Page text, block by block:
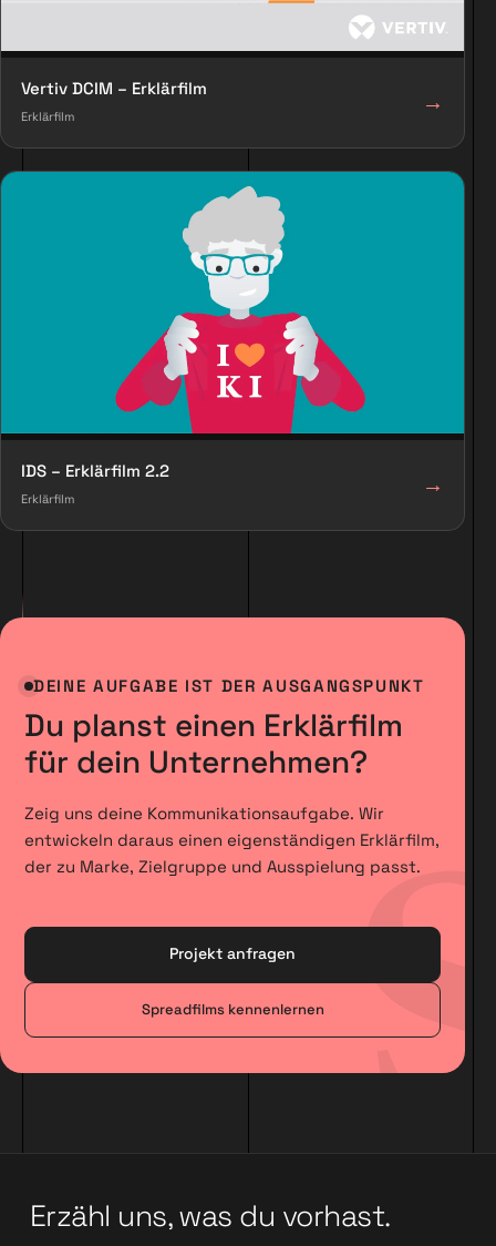
Vertiv DCIM – Erklärfilm
Erklärfilm →
IDS – Erklärfilm 2.2
Erklärfilm →
DEINE AUFGABE IST DER AUSGANGSPUNKT
Du planst einen Erklärfilm
für dein Unternehmen?
Zeig uns deine Kommunikationsaufgabe. Wir
entwickeln daraus einen eigenständigen Erklärfilm,
der zu Marke, Zielgruppe und Ausspielung passt.
Projekt anfragen
Spreadfilms kennenlernen
Erzähl uns, was du vorhast.